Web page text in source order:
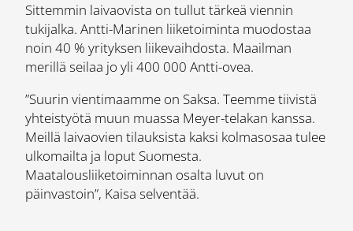
Sittemmin laivaovista on tullut tärkeä viennin
tukijalka. Antti-Marinen liiketoiminta muodostaa
noin 40 % yrityksen liikevaihdosta. Maailman
merillä seilaa jo yli 400 000 Antti-ovea.
”Suurin vientimaamme on Saksa. Teemme tiivistä
yhteistyötä muun muassa Meyer-telakan kanssa.
Meillä laivaovien tilauksista kaksi kolmasosaa tulee
ulkomailta ja loput Suomesta.
Maatalousliiketoiminnan osalta luvut on
päinvastoin”, Kaisa selventää.